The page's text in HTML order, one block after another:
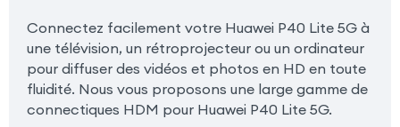
Connectez facilement votre Huawei P40 Lite 5G à
une télévision, un rétroprojecteur ou un ordinateur
pour diffuser des vidéos et photos en HD en toute
fluidité. Nous vous proposons une large gamme de
connectiques HDM pour Huawei P40 Lite 5G.